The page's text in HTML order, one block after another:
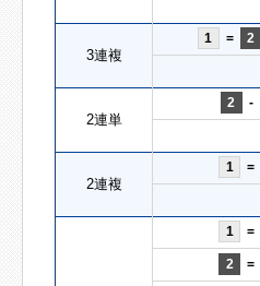
3連複
1 = 2
2連単
2 -
2連複
1 =
1 =
2 =